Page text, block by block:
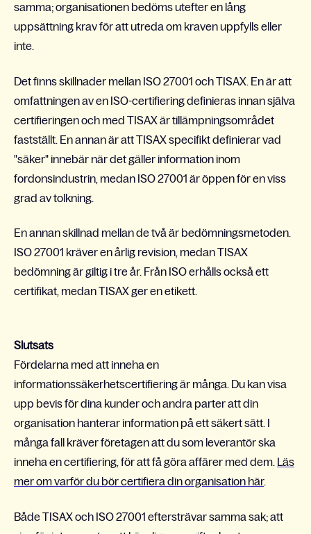
samma; organisationen bedöms utefter en lång
uppsättning krav för att utreda om kraven uppfylls eller
inte.
Det finns skillnader mellan ISO 27001 och TISAX. En är att
omfattningen av en ISO-certifiering definieras innan själva
certifieringen och med TISAX är tillämpningsområdet
fastställt. En annan är att TISAX specifikt definierar vad
"säker" innebär när det gäller information inom
fordonsindustrin, medan ISO 27001 är öppen för en viss
grad av tolkning.
En annan skillnad mellan de två är bedömningsmetoden.
ISO 27001 kräver en årlig revision, medan TISAX
bedömning är giltig i tre år. Från ISO erhålls också ett
certifikat, medan TISAX ger en etikett.
Slutsats
Fördelarna med att inneha en
informationssäkerhetscertifiering är många. Du kan visa
upp bevis för dina kunder och andra parter att din
organisation hanterar information på ett säkert sätt. I
många fall kräver företagen att du som leverantör ska
inneha en certifiering, för att få göra affärer med dem. Läs
mer om varför du bör certifiera din organisation här.
Både TISAX och ISO 27001 eftersträvar samma sak; att